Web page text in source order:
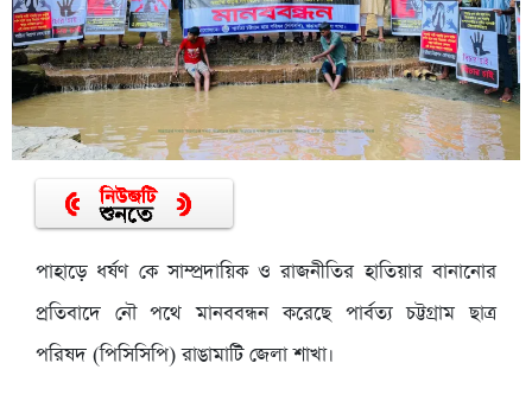
পাহাড়ে ধর্ষণ কে সাম্প্রদায়িক ও রাজনীতির হাতিয়ার বানানোর
প্রতিবাদে নৌ পথে মানববন্ধন করেছে পার্বত্য চট্টগ্রাম ছাত্র
পরিষদ (পিসিসিপি) রাঙামাটি জেলা শাখা।